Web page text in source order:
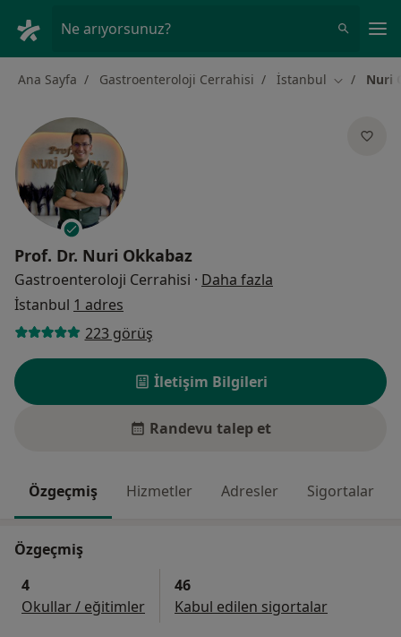
Ne arıyorsunuz?
Ana Sayfa Gastroenteroloji Cerrahisi İstanbul ŞehirNuri
Prof. Dr. Nuri Okkabaz
Gastroenteroloji Cerrahisi · Daha fazla
İstanbul 1 adres
223 görüş
İletişim Bilgileri
Randevu talep et
Özgeçmiş Hizmetler Adresler Sigortalar
Özgeçmiş
4
Okullar / eğitimler
46
Kabul edilen sigortalar